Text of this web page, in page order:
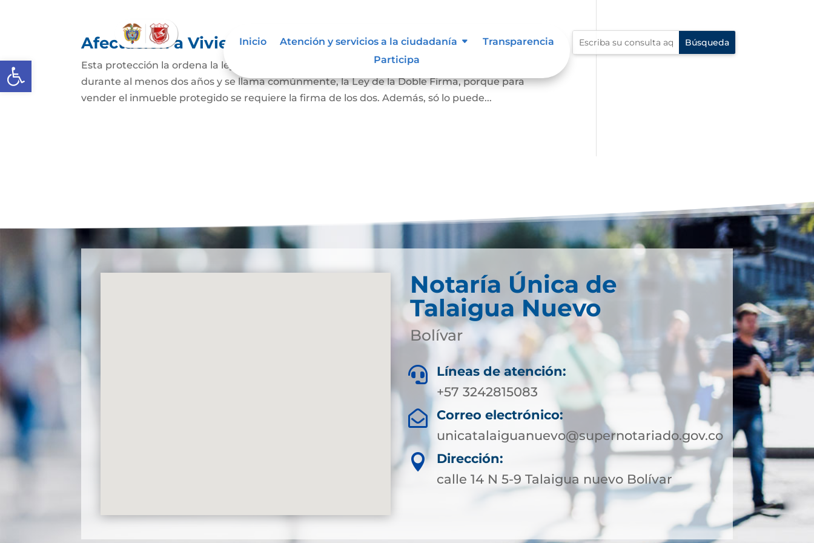
Abrir barra de herramientas
Inicio Atención y servicios a la ciudadanía
Transparencia
Participa
Afectación a Vivienda familiar
Esta protección la ordena la ley sobre la vivienda que habita la pareja casada o en unión marital
durante al menos dos años y se llama comúnmente, la Ley de la Doble Firma, porque para
vender el inmueble protegido se requiere la firma de los dos. Además, só lo puede...
Notaría Única de
Talaigua Nuevo
Bolívar

Líneas de atención:
+57 3242815083

Correo electrónico:
unicatalaiguanuevo@supernotariado.gov.co

Dirección:
calle 14 N 5-9 Talaigua nuevo Bolívar